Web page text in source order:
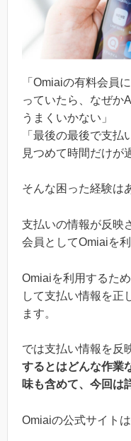
「Omiaiの有料会員
っていたら、なぜか
うまくいかない」
「最後の最後で支
見つめて時間だけが
そんな困った経験は
支払いの情報が反映
会員としてOmiaiを
Omiaiを利用するた
して支払い情報を正
ます。
では支払い情報を反
するとはどんな作業
味も含めて、今回は
Omiaiの公式サイトは